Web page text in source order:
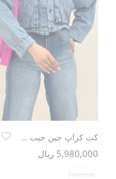
کت کراپ جین جیب پاکتی TR
5,980,000 ریال
Free Size